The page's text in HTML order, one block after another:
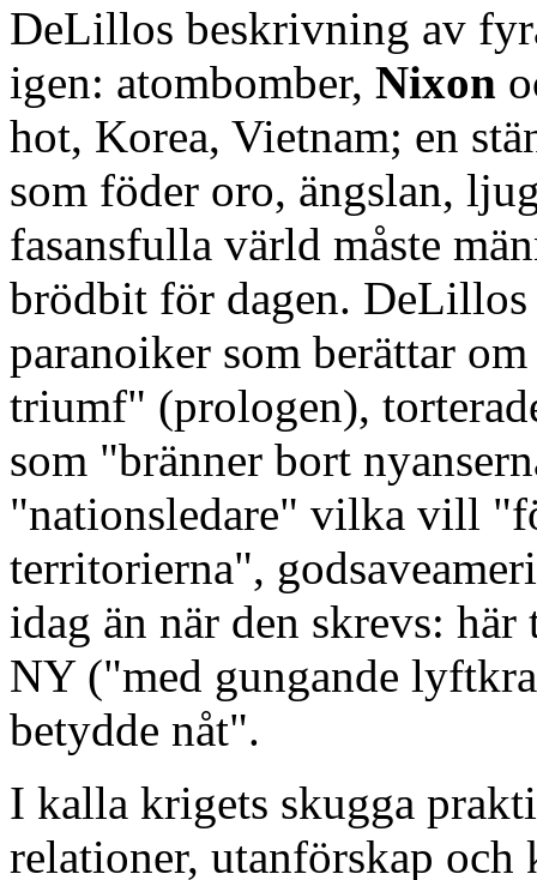
DeLillos beskrivning av
igen: atombomber, Nixon
hot, Korea, Vietnam; en
som föder oro, ängslan,
fasansfulla värld måste
brödbit för dagen. DeLillos
paranoiker som berättar
triumf" (prologen),
som "bränner bort
"nationsledare" vilka vill
territorierna",
idag än när den skrevs:
NY ("med gungande
betydde nåt".
I kalla krigets skugga
relationer, utanförskap